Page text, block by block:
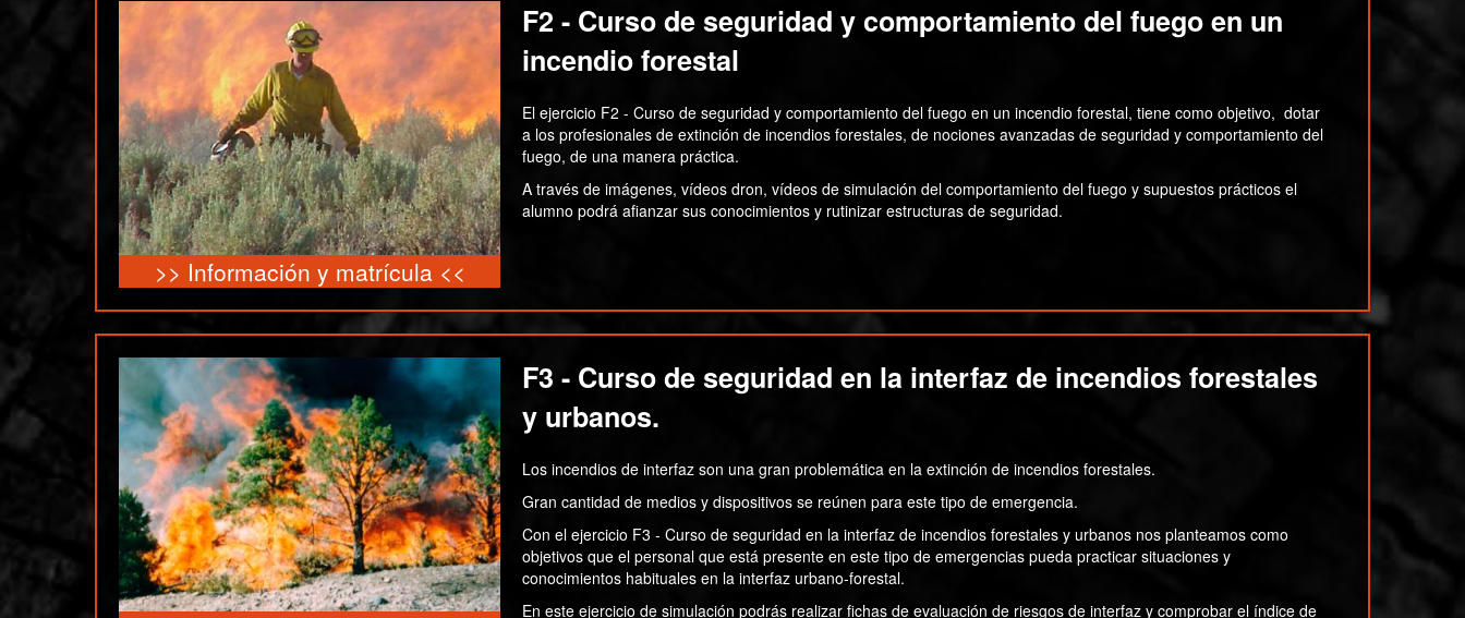
>> Información y matrícula <<
F2 - Curso de seguridad y comportamiento del fuego en un
incendio forestal
El ejercicio F2 - Curso de seguridad y comportamiento del fuego en un incendio forestal, tiene como objetivo, dotar
a los profesionales de extinción de incendios forestales, de nociones avanzadas de seguridad y comportamiento del
fuego, de una manera práctica.
A través de imágenes, vídeos dron, vídeos de simulación del comportamiento del fuego y supuestos prácticos el
alumno podrá afianzar sus conocimientos y rutinizar estructuras de seguridad.
F3 - Curso de seguridad en la interfaz de incendios forestales
y urbanos.
Los incendios de interfaz son una gran problemática en la extinción de incendios forestales.
Gran cantidad de medios y dispositivos se reúnen para este tipo de emergencia.
Con el ejercicio F3 - Curso de seguridad en la interfaz de incendios forestales y urbanos nos planteamos como
objetivos que el personal que está presente en este tipo de emergencias pueda practicar situaciones y
conocimientos habituales en la interfaz urbano-forestal.
En este ejercicio de simulación podrás realizar fichas de evaluación de riesgos de interfaz y comprobar el índice de